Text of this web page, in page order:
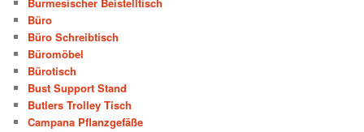
Büro
Büro Schreibtisch
Büromöbel
Bürotisch
Bust Support Stand
Butlers Trolley Tisch
Campana Pflanzgefäße